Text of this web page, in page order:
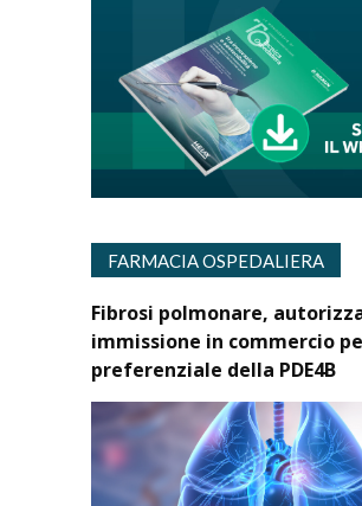
FARMACIA OSPEDALIERA
Fibrosi polmonare,
immissione in commercio
preferenziale della PDE4B